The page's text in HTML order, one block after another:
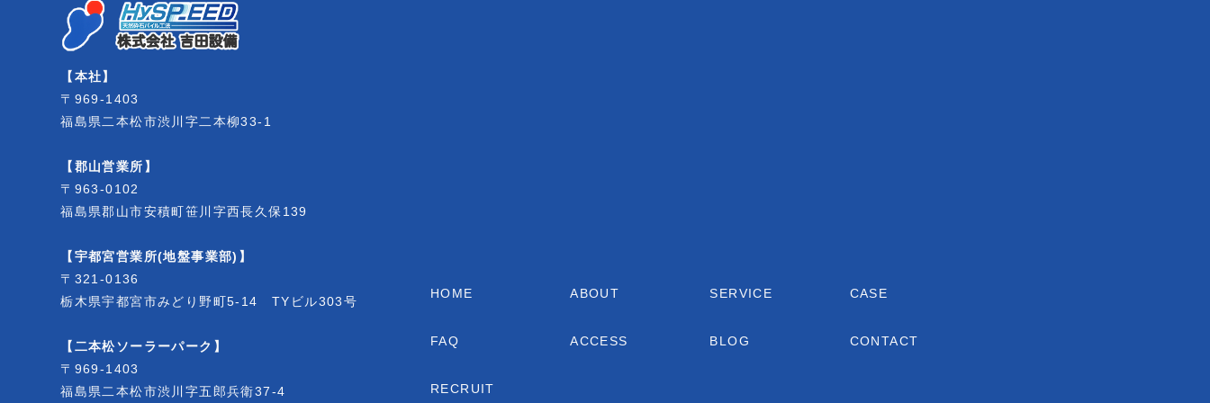
【本社】
〒969-1403
福島県二本松市渋川字二本柳33-1
【郡山営業所】
〒963-0102
福島県郡山市安積町笹川字西長久保139
【宇都宮営業所(地盤事業部)】
〒321-0136
栃木県宇都宮市みどり野町5-14 TYビル303号
【二本松ソーラーパーク】
〒969-1403
福島県二本松市渋川字五郎兵衛37-4
HOME ABOUT SERVICE CASE
FAQ ACCESS BLOG CONTACT
RECRUIT